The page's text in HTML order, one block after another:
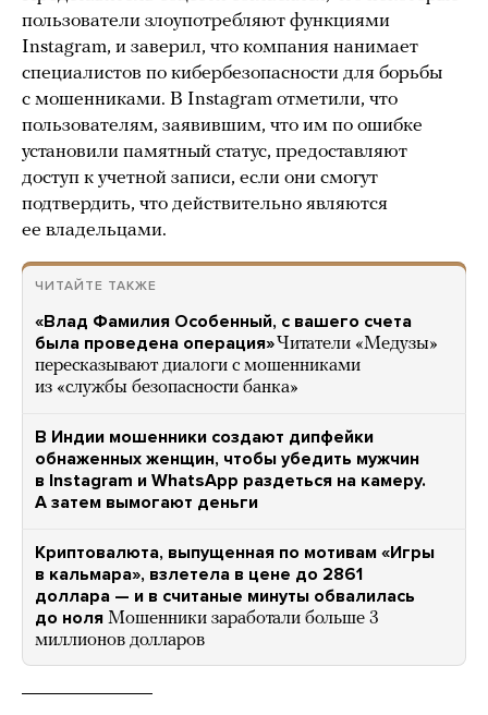
пользователи злоупотребляют функциями
Instagram, и заверил, что компания нанимает
специалистов по кибербезопасности для борьбы
с мошенниками. В Instagram отметили, что
пользователям, заявившим, что им по ошибке
установили памятный статус, предоставляют
доступ к учетной записи, если они смогут
подтвердить, что действительно являются
ее владельцами.
ЧИТАЙТЕ ТАКЖЕ
«Влад Фамилия Особенный, с вашего счета
была проведена операция»Читатели «Медузы»
пересказывают диалоги с мошенниками
из «службы безопасности банка»
В Индии мошенники создают дипфейки
обнаженных женщин, чтобы убедить мужчин
в Instagram и WhatsApp раздеться на камеру.
А затем вымогают деньги
Криптовалюта, выпущенная по мотивам «Игры
в кальмара», взлетела в цене до 2861
доллара — и в считаные минуты обвалилась
до ноля Мошенники заработали больше 3
миллионов долларов